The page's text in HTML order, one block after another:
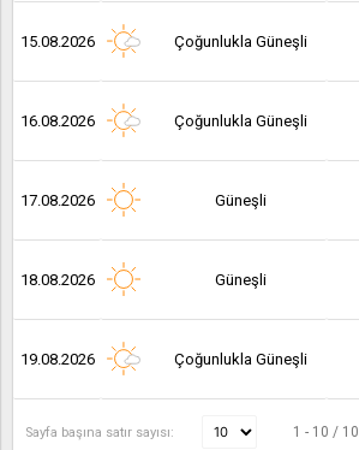
15.08.2026 Çoğunlukla Güneşli
16.08.2026 Çoğunlukla Güneşli
17.08.2026 Güneşli
18.08.2026 Güneşli
19.08.2026 Çoğunlukla Güneşli
Sayfa başına satır sayısı: 1 - 10 / 10